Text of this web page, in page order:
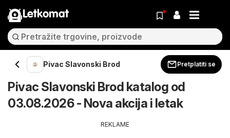
Letkomat
Pivac Slavonski Brod Pretplatiti se
Pivac Slavonski Brod katalog od
03.08.2026 - Nova akcija i letak
REKLAME